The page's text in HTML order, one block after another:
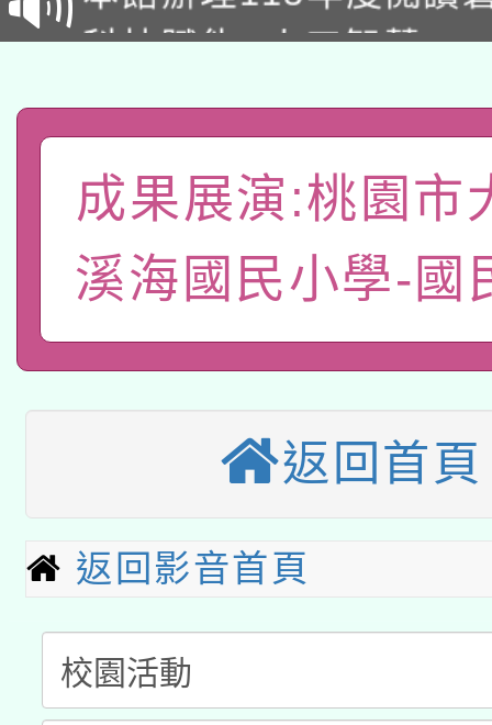
暨閱讀推動專業研習
科技賦能─人工智慧
「數位內容與教學軟體
pilot」
有關大陸委員會函釋公
薪期間赴陸應申請許可
轉知經濟部水利署委託
業技術研究院辦理「
用水績優單位及節水達
115年8月22日(星期六
桃園市孔廟祈福系列
開 智慧啟航」
2026年桃園地景藝術
「2026桃園藝術巡演
適應運動共學行動站研
本館辦理115年度閱讀
暨閱讀推動專業研習
科技賦能─人工智慧
礎課程
A3數位素養講師名單
「數位內容與教學軟體
成果展演:桃園市
溪海國民小學-國
返回首頁
返回影音首頁